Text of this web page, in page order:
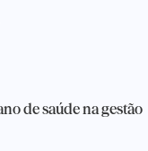
de saúde na gestão